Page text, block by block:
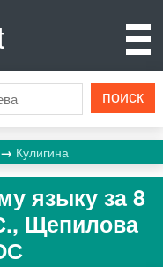
Кулигина
языку за 8
Щепилова